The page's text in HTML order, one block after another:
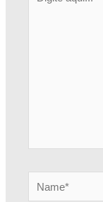
aqui...
Name*